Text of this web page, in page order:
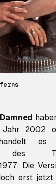
Jahr 2002
handelt
Die
erst